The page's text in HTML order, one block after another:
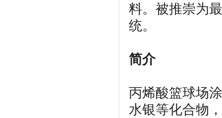
料。被推崇为
统。
简介
丙烯酸篮球场
水银等化合物